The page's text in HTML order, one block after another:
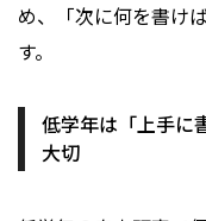
め、「次に何を書け
す。
低学年は「上手に
大切